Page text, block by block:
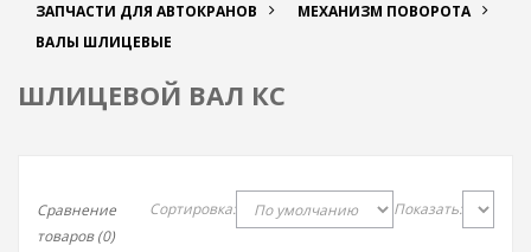
ЗАПЧАСТИ ДЛЯ АВТОКРАНОВ
МЕХАНИЗМ ПОВОРОТА
ВАЛЫ ШЛИЦЕВЫЕ
ШЛИЦЕВОЙ ВАЛ КС
Сравнение
товаров (0)
Сортировка: Показать: